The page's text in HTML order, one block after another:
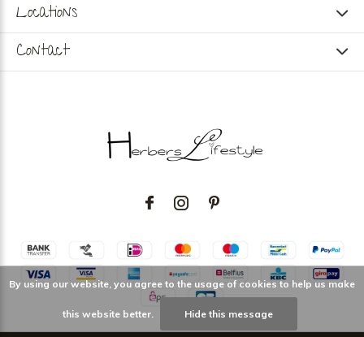
Locations
Contact
By using our website, you agree to the usage of cookies to help us make
this website better. Hide this message